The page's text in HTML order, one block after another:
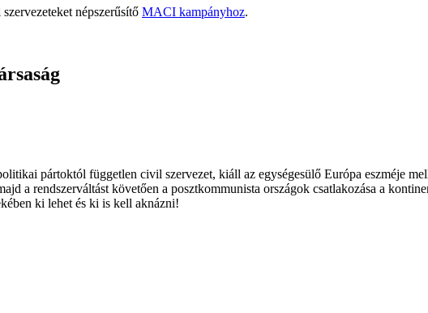
népszerűsítő MACI kampányhoz.
pártoktól független civil szervezet, kiáll az egységesülő Európa eszméje
a rendszerváltást követően a posztkommunista országok csatlakozása a
ki lehet és ki is kell aknázni!